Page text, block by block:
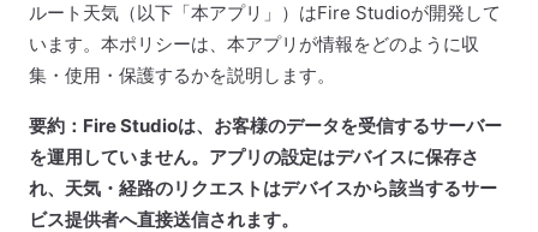
ルート天気（以下「本アプリ」）はFire Studioが開発して
います。本ポリシーは、本アプリが情報をどのように収
集・使用・保護するかを説明します。
要約：Fire Studioは、お客様のデータを受信するサーバー
を運用していません。アプリの設定はデバイスに保存さ
れ、天気・経路のリクエストはデバイスから該当するサー
ビス提供者へ直接送信されます。